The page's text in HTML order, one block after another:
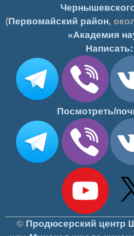
(Первомайский район,
«Академия
Написать:
Посмотреть/
© Продюсерский центр